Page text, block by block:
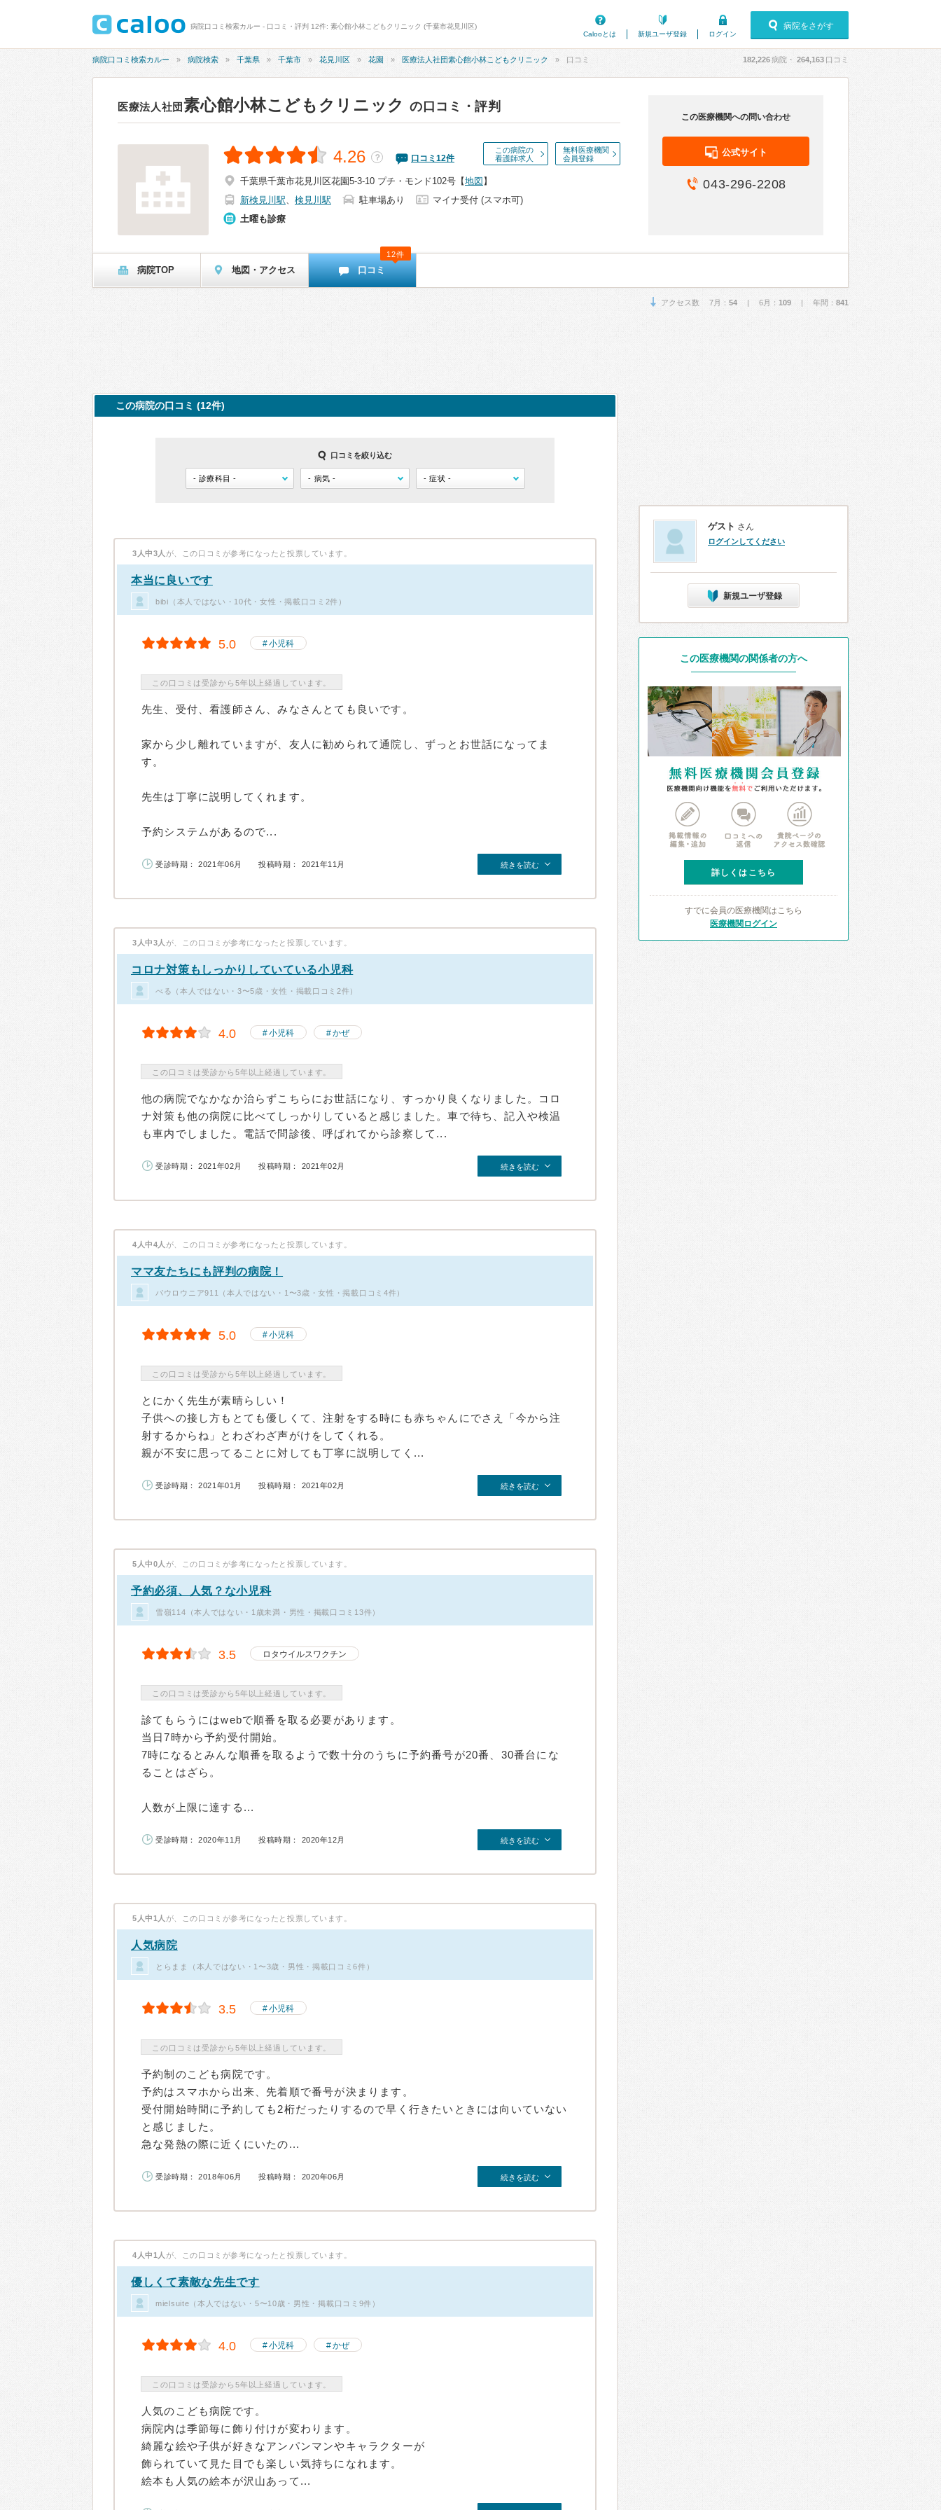
病院口コミ検索カルー - 口コミ・評判 12件: 素心館小林こどもクリニック (千葉市花見川区)
Calooとは
新規ユーザ登録 ログイン
病院をさがす
病院口コミ検索カルー 病院検索 千葉県 千葉市 花見川区 花園 医療法人社団素心館小林こどもクリニック 口コミ 182,226病院・ 264,163 口コミ
医療法人社団素心館小林こどもクリニック の口コミ・評判
この病院の
看護師求人
無料医療機関
会員登録
4.26 ？ 口コミ 12件
千葉県千葉市花見川区花園5-3-10 プチ・モンド102号 【地図 】
新検見川駅、 検見川駅 駐車場あり
マイナ受付 (スマホ可)
土曜も診療
この医療機関への問い合わせ
公式サイト
043-296-2208
病院TOP 地図・アクセス 口コミ
12件
アクセス数 7月： 54 | 6月： 109 | 年間： 841
この病院の口コミ (12件)
口コミを絞り込む
3人中3人 が、この口コミが参考になったと投票しています。
本当に良いです
bibi（本人ではない・10代・女性・掲載口コミ2件）
5.0 小児科
この口コミは受診から5年以上経過しています。
先生、受付、看護師さん、みなさんとても良いです。
家から少し離れていますが、友人に勧められて通院し、ずっとお世話になってま
す。
先生は丁寧に説明してくれます。
予約システムがあるので...
受診時期： 2021年06月 投稿時期： 2021年11月 続きを読む
3人中3人 が、この口コミが参考になったと投票しています。
コロナ対策もしっかりしていている小児科
べる（本人ではない・3〜5歳・女性・掲載口コミ2件）
4.0 小児科 かぜ
この口コミは受診から5年以上経過しています。
他の病院でなかなか治らずこちらにお世話になり、すっかり良くなりました。コロ
ナ対策も他の病院に比べてしっかりしていると感じました。車で待ち、記入や検温
も車内でしました。電話で問診後、呼ばれてから診察して...
受診時期： 2021年02月 投稿時期： 2021年02月 続きを読む
4人中4人 が、この口コミが参考になったと投票しています。
ママ友たちにも評判の病院！
パウロウニア911（本人ではない・1〜3歳・女性・掲載口コミ4件）
5.0 小児科
この口コミは受診から5年以上経過しています。
とにかく先生が素晴らしい！
子供への接し方もとても優しくて、注射をする時にも赤ちゃんにでさえ「今から注
射するからね」とわざわざ声がけをしてくれる。
親が不安に思ってることに対しても丁寧に説明してく...
受診時期： 2021年01月 投稿時期： 2021年02月 続きを読む
5人中0人 が、この口コミが参考になったと投票しています。
予約必須、人気？な小児科
雪嶺114（本人ではない・1歳未満・男性・掲載口コミ13件）
3.5 ロタウイルスワクチン
この口コミは受診から5年以上経過しています。
診てもらうにはwebで順番を取る必要があります。
当日7時から予約受付開始。
7時になるとみんな順番を取るようで数十分のうちに予約番号が20番、30番台にな
ることはざら。
人数が上限に達する...
受診時期： 2020年11月 投稿時期： 2020年12月 続きを読む
5人中1人 が、この口コミが参考になったと投票しています。
人気病院
とらまま（本人ではない・1〜3歳・男性・掲載口コミ6件）
3.5 小児科
この口コミは受診から5年以上経過しています。
予約制のこども病院です。
予約はスマホから出来、先着順で番号が決まります。
受付開始時間に予約しても2桁だったりするので早く行きたいときには向いていない
と感じました。
急な発熱の際に近くにいたの...
受診時期： 2018年06月 投稿時期： 2020年06月 続きを読む
4人中1人 が、この口コミが参考になったと投票しています。
優しくて素敵な先生です
mielsuite（本人ではない・5〜10歳・男性・掲載口コミ9件）
4.0 小児科 かぜ
この口コミは受診から5年以上経過しています。
人気のこども病院です。
病院内は季節毎に飾り付けが変わります。
綺麗な絵や子供が好きなアンパンマンやキャラクターが
飾られていて見た目でも楽しい気持ちになれます。
絵本も人気の絵本が沢山あって...
ゲスト さん
ログインしてください
新規ユーザ登録
この医療機関の関係者の方へ
詳しくはこちら
すでに会員の医療機関はこちら
医療機関ログイン